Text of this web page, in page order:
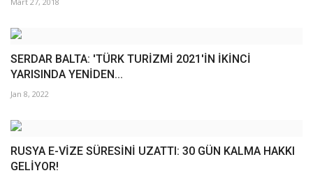
SERDAR BALTA: 'TÜRK TURİZMİ 2021'İN İKİNCİ
YARISINDA YENİDEN...
Jan 8, 2022
RUSYA E-VİZE SÜRESİNİ UZATTI: 30 GÜN KALMA HAKKI
GELİYOR!